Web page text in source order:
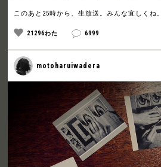
このあと25時から、生放送。みんな宜しくね。
21296わた 6999
motoharuiwadera